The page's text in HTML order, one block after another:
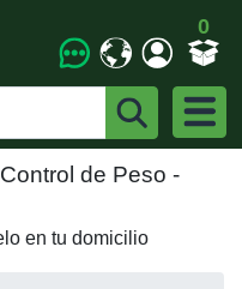
0
de Peso -
en tu domicilio